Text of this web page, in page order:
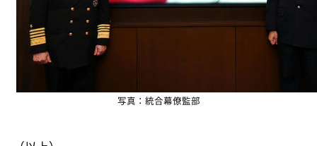
写真：統合幕僚監部